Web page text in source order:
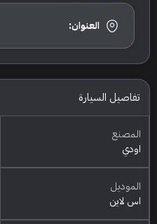
العنوان:
تفاصيل السيارة
المصنع
اودي
الموديل
اس لاين